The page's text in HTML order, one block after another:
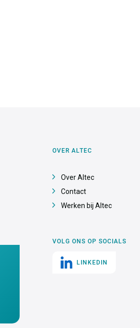
OVER ALTEC
Over Altec
Contact
Werken bij Altec
VOLG ONS OP SOCIALS
LINKEDIN